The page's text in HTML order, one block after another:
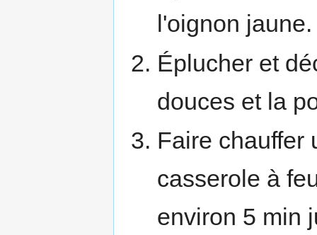
l'oignon jaune.
Éplucher et
douces et la
Faire chauffer
casserole à
environ 5 min